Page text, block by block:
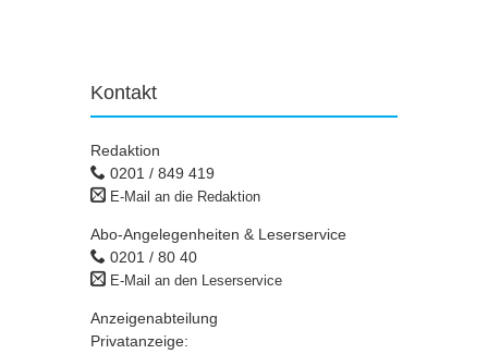
Kontakt
Redaktion
0201 / 849 419
E-Mail an die Redaktion
Abo-Angelegenheiten & Leserservice
0201 / 80 40
E-Mail an den Leserservice
Anzeigenabteilung
Privatanzeige: